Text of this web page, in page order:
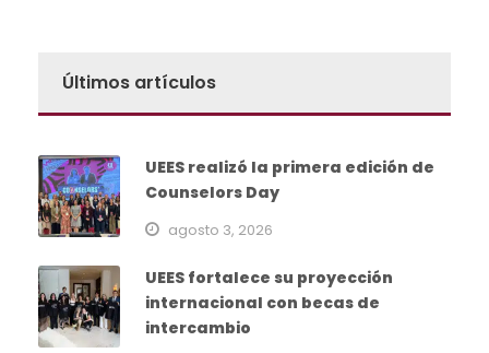
Últimos artículos
UEES realizó la primera edición de
Counselors Day
agosto 3, 2026
UEES fortalece su proyección
internacional con becas de
intercambio